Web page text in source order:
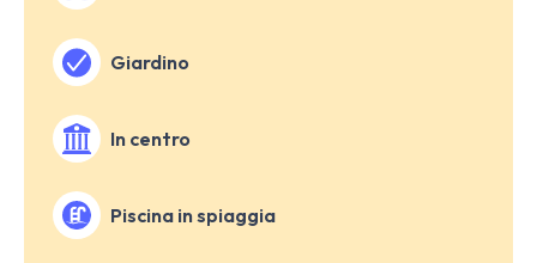
Giardino
In centro
Piscina in spiaggia